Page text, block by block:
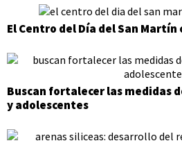
El Centro del Día del San Martín
Buscan fortalecer las medidas
y adolescentes